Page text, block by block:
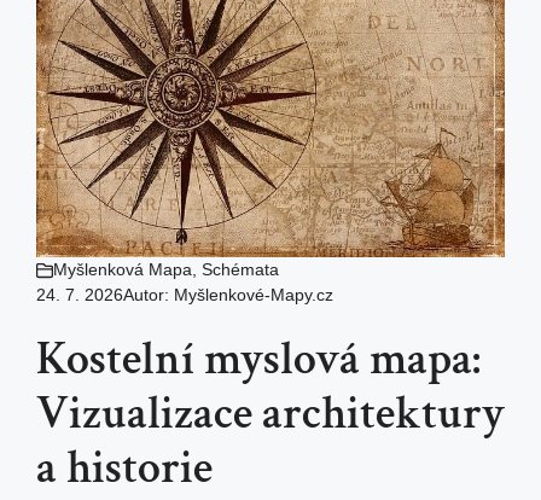
Myšlenková Mapa Schémata
24. 7. 2026Autor: Myšlenkové-Mapy.cz
Kostelní myslová mapa:
Vizualizace architektury
a historie